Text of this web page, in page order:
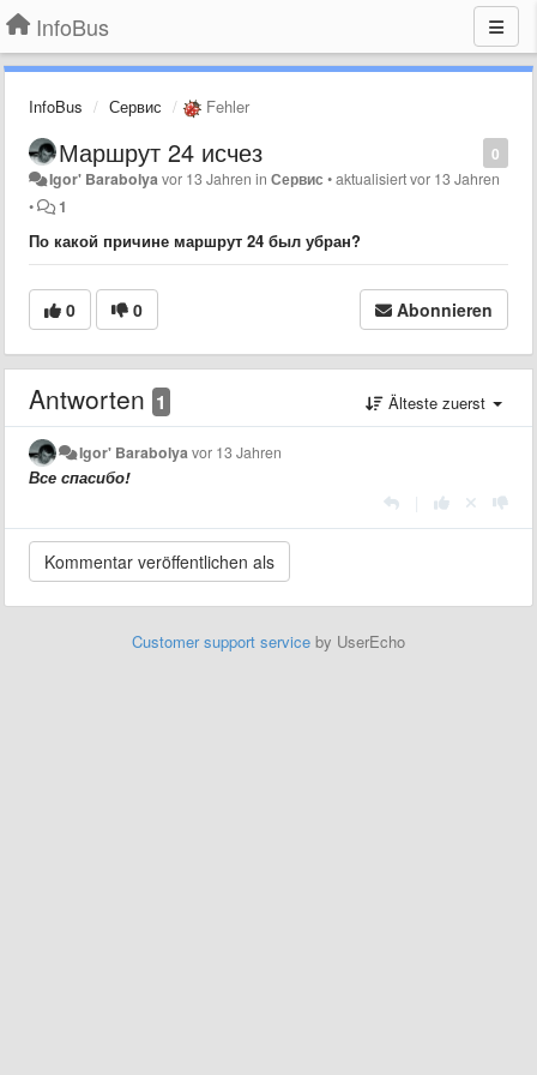
InfoBus
InfoBus Сервис Fehler
0
Маршрут 24 исчез
Igor' Barabolya vor 13 Jahren inСервис •aktualisiertvor 13 Jahren
•
1
​По какой причине маршрут 24 был убран?
0 0 Abonnieren
Antworten 1 Älteste zuerst
Igor' Barabolya vor 13 Jahren
​Все спасибо!
Customer support service by UserEcho